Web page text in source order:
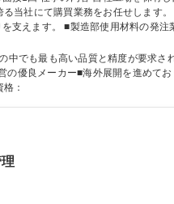
をお任せします。 製造部で使用する材料
支えます。 ■製造部使用材料の発注
応じた発注・取入れ対応 募集職種 【横浜
優良メーカー■海外展開を進めて
： 資格：